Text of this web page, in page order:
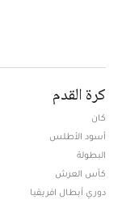
كرة القدم
كان
أسود الأطلس
البطولة
كأس العرش
دوري أبطال افريقيا